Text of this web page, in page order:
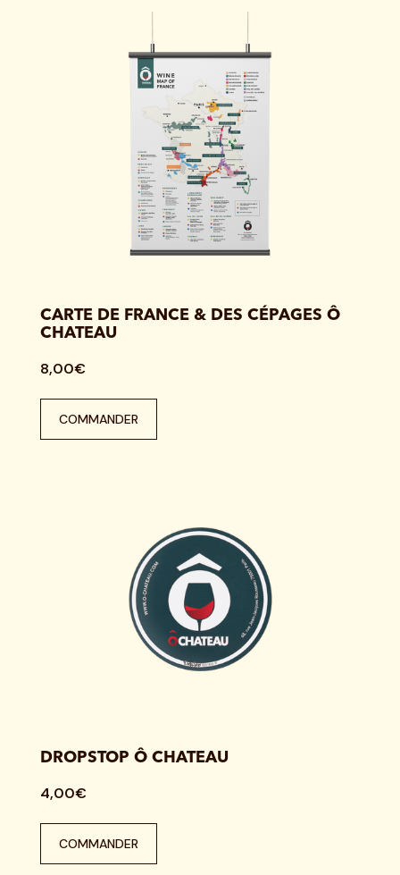
CARTE DE FRANCE & DES CÉPAGES Ô
CHATEAU
8,00€
COMMANDER
DROPSTOP Ô CHATEAU
4,00€
COMMANDER